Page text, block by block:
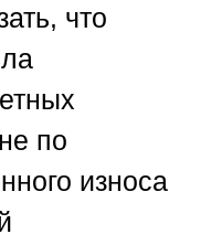
что
по
износа